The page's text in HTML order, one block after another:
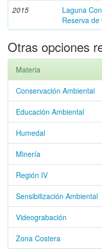
2015
Laguna
Reserva de
Otras opciones
Materia
Conservación Ambiental
Educación Ambiental
Humedal
Minería
Región IV
Sensibilización Ambiental
Videograbación
Zona Costera